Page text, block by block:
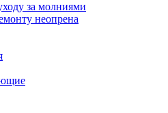
за молниями
неопрена